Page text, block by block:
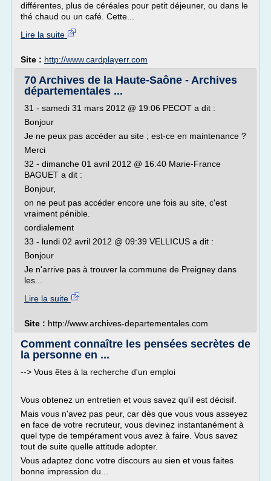
différentes, plus de céréales pour petit déjeuner, ou dans le
thé chaud ou un café. Cette...
Lire la suite
Site : http://www.cardplayerr.com
70 Archives de la Haute-Saône - Archives
départementales ...
31 - samedi 31 mars 2012 @ 19:06 PECOT a dit :
Bonjour
Je ne peux pas accéder au site ; est-ce en maintenance ?
Merci
32 - dimanche 01 avril 2012 @ 16:40 Marie-France
BAGUET a dit :
Bonjour,
on ne peut pas accéder encore une fois au site, c'est
vraiment pénible.
cordialement
33 - lundi 02 avril 2012 @ 09:39 VELLICUS a dit :
Bonjour
Je n'arrive pas à trouver la commune de Preigney dans
les...
Lire la suite
Site : http://www.archives-departementales.com
Comment connaître les pensées secrètes de
la personne en ...
--> Vous êtes à la recherche d'un emploi
Vous obtenez un entretien et vous savez qu'il est décisif.
Mais vous n'avez pas peur, car dès que vous vous asseyez
en face de votre recruteur, vous devinez instantanément à
quel type de tempérament vous avez à faire. Vous savez
tout de suite quelle attitude adopter.
Vous adaptez donc votre discours au sien et vous faites
bonne impression du...